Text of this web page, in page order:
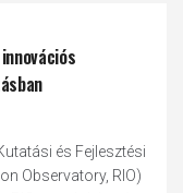
és Fejlesztési
Observatory, RIO)